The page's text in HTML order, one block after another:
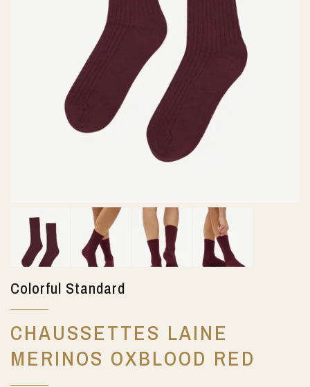
Colorful Standard
CHAUSSETTES LAINE
MERINOS OXBLOOD RED